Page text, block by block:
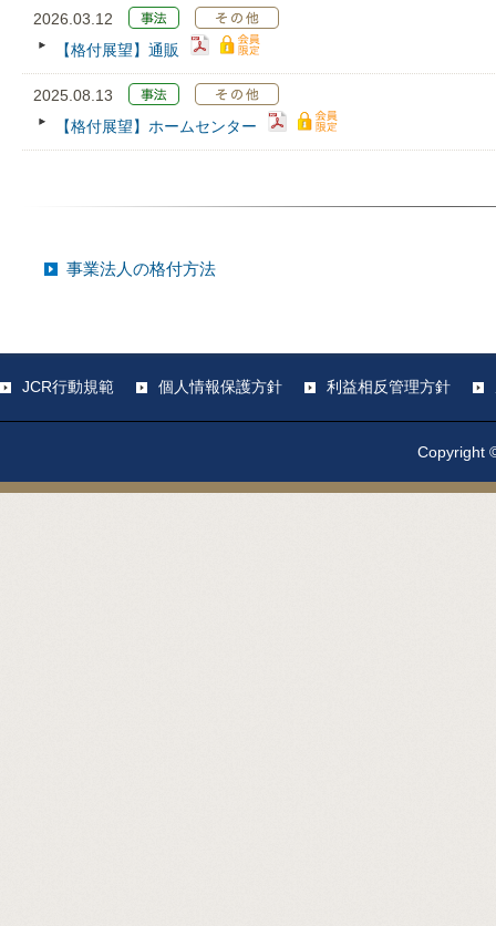
2026.03.12
【格付展望】通販
2025.08.13
【格付展望】ホームセンター
事業法人の格付方法
JCR行動規範 個人情報保護方針 利益相反管理方針
Copyright